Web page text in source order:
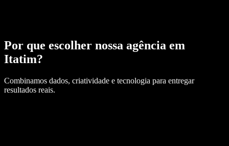
Por que escolher nossa agência em
Itatim?
Combinamos dados, criatividade e tecnologia para entregar
resultados reais.